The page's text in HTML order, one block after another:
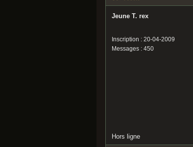
Jeune T. rex
Inscription : 20-04-2009
Messages : 450
Hors ligne